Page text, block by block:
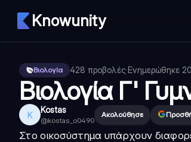
Knowunity
Βιολογία 428 προβολές·Ενημερώθηκε
Βιολογία Γ'
K Kostas
@kostas_o0490
Ακολούθησε
Στο οικοσύστημα υπάρχουν